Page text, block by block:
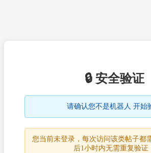
🔒 安全验证
请确认您不是机器人 开始
您当前未登录，每次访问该类帖子都
后1小时内无需重复验证